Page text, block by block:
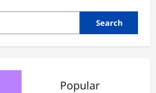
Search
Popular